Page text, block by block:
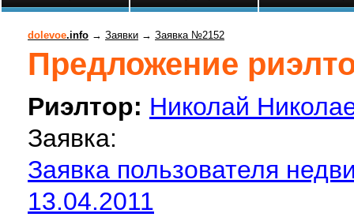
dolevoe.info → Заявки → Заявка №2152
Предложение
Риэлтор: Николай
Заявка:
Заявка пользователя
13.04.2011